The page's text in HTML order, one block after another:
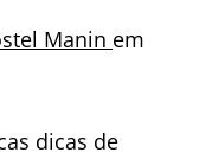
Manin em
dicas de